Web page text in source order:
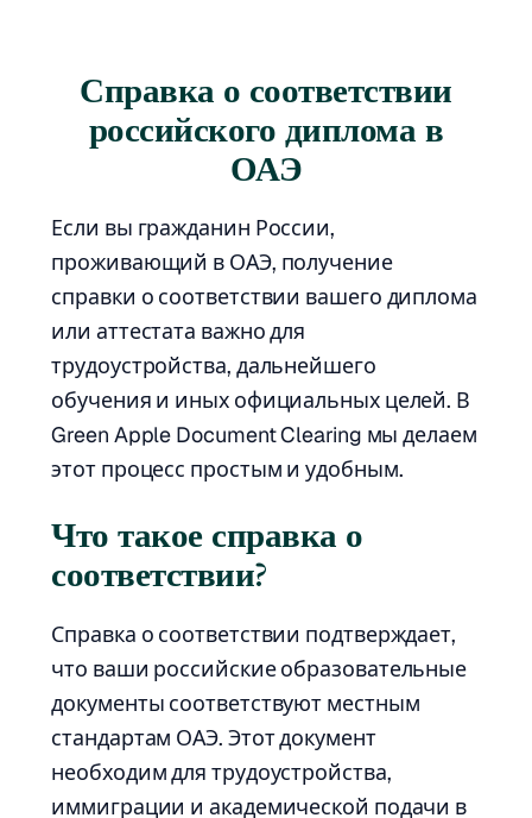
Справка о соответствии
российского диплома в
ОАЭ
Если вы гражданин России,
проживающий в ОАЭ, получение
справки о соответствии вашего диплома
или аттестата важно для
трудоустройства, дальнейшего
обучения и иных официальных целей. В
Green Apple Document Clearing мы делаем
этот процесс простым и удобным.
Что такое справка о
соответствии?
Справка о соответствии подтверждает,
что ваши российские образовательные
документы соответствуют местным
стандартам ОАЭ. Этот документ
необходим для трудоустройства,
иммиграции и академической подачи в